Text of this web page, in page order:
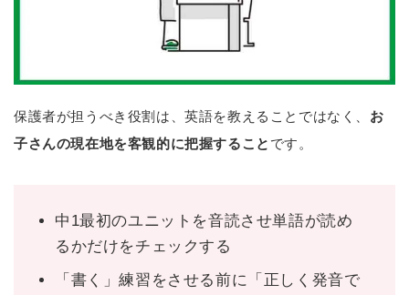
保護者が担うべき役割は、英語を教えることではなく、 お
子さんの現在地を客観的に把握すること です。
中1最初のユニットを音読させ単語が読め
るかだけをチェックする
「書く」練習をさせる前に「正しく発音で